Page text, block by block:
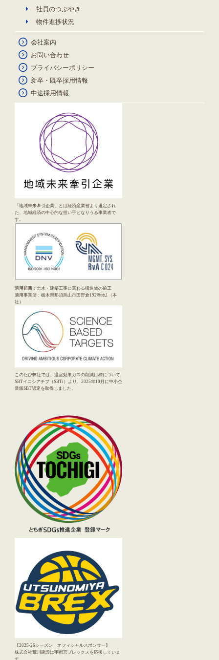
社員のつぶやき
物件進捗状況
会社案内
お問い合わせ
プライバシーポリシー
新卒・既卒採用情報
中途採用情報
「地域未来牽引企業」とは経済産業省より選定され
た、地域経済の中心的な担い手となりうる事業者で
す。
適用範囲：土木・建築工事に関わる構造物の施工
適用事業所：栃木県那須烏山市田野倉192番地1（本
社）
このたび弊社では、温室効果ガスの削減目標について
SBTイニシアチブ（SBTi）より、2025年10月に中小企
業版SBT認定を取得しました。
【2025-26シーズン オフィシャルスポンサー】
株式会社荒川建設は宇都宮ブレックスを応援していま